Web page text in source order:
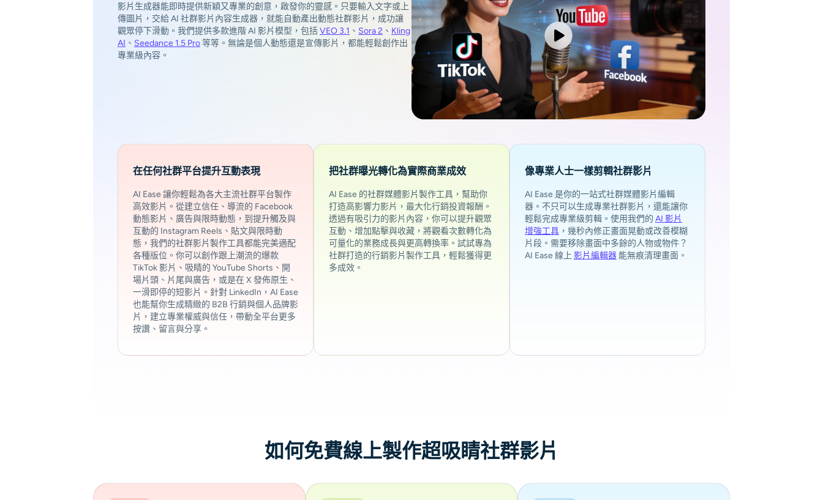
影片生成器能即時提供新穎又專業的創意，啟發你的靈感。只要輸入文字或上
傳圖片，交給 AI 社群影片內容生成器，就能自動產出動態社群影片，成功讓
觀眾停下滑動。我們提供多款進階 AI 影片模型，包括VEO 3.1 、 Sora 2 、 Kling
AI 、 Seedance 1.5 Pro等等。無論是個人動態還是宣傳影片，都能輕鬆創作出
專業級內容。
在任何社群平台提升互動表現
AI Ease 讓你輕鬆為各大主流社群平台製作
高效影片。從建立信任、導流的 Facebook
動態影片、廣告與限時動態，到提升觸及與
互動的 Instagram Reels、貼文與限時動
態，我們的社群影片製作工具都能完美適配
各種版位。你可以創作跟上潮流的爆款
TikTok 影片、吸睛的 YouTube Shorts、開
場片頭、片尾與廣告，或是在 X 發佈原生、
一滑即停的短影片。針對 LinkedIn，AI Ease
也能幫你生成精緻的 B2B 行銷與個人品牌影
片，建立專業權威與信任，帶動全平台更多
按讚、留言與分享。
把社群曝光轉化為實際商業成效
AI Ease 的社群媒體影片製作工具，幫助你
打造高影響力影片，最大化行銷投資報酬。
透過有吸引力的影片內容，你可以提升觀眾
互動、增加點擊與收藏，將觀看次數轉化為
可量化的業務成長與更高轉換率。試試專為
社群打造的行銷影片製作工具，輕鬆獲得更
多成效。
像專業人士一樣剪輯社群影片
AI Ease 是你的一站式社群媒體影片編輯
器。不只可以生成專業社群影片，還能讓你
輕鬆完成專業級剪輯。使用我們的 AI 影片
增強工具 ，幾秒內修正畫面晃動或改善模糊
片段。需要移除畫面中多餘的人物或物件？
AI Ease 線上 影片編輯器 能無痕清理畫面。
如何免費線上製作超吸睛社群影片